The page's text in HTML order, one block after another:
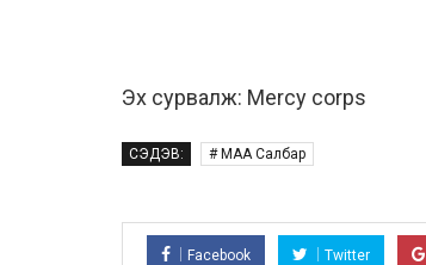
Эх сурвалж: Mercy corps
СЭДЭВ: # МАА Салбар
Facebook Twitter